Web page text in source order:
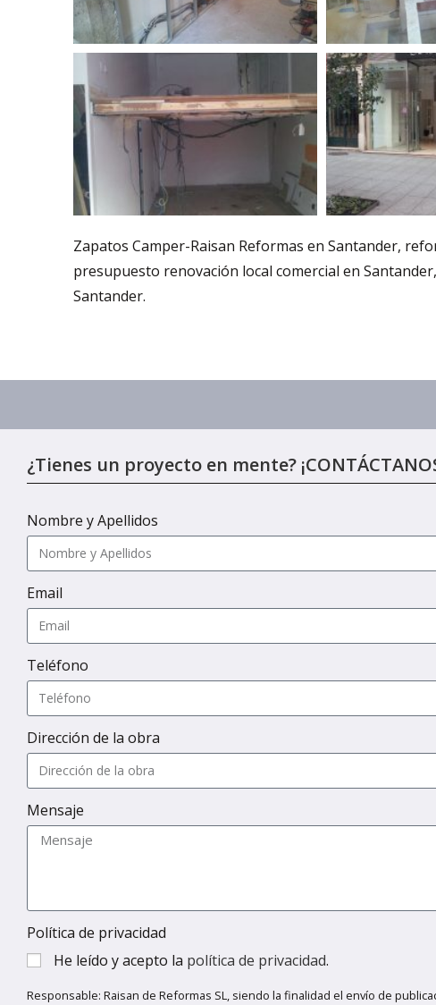
Zapatos Camper-Raisan Reformas en Santander,
presupuesto renovación local comercial en
Santander.
¿Tienes un proyecto en mente?
Nombre y Apellidos
Email
Teléfono
Dirección de la obra
Mensaje
Política de privacidad
He leído y acepto la política de privacidad.
Responsable: Raisan de Reformas SL, siendo la finalidad el envío de